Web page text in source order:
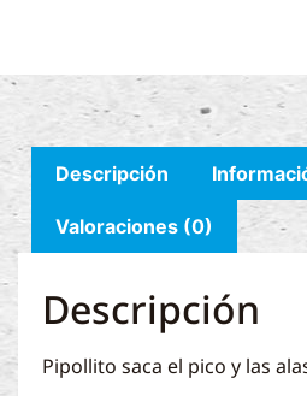
Descripción
Valoraciones (0)
Descripción
Pipollito saca el pico y las